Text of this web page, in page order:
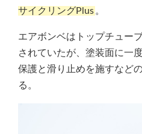
サイクリングPlus 。
エアボンベはトップチュー
されていたが、塗装面に一
保護と滑り止めを施すなど
る。